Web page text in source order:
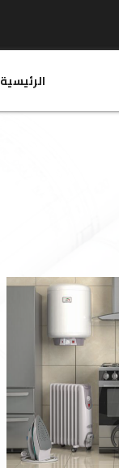
الرئيسية